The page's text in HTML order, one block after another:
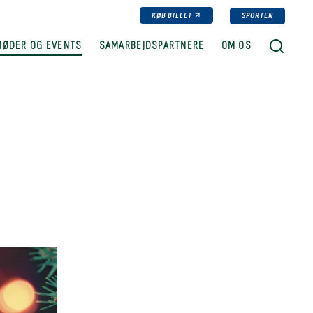
KØB BILLET SPORTEN
OG EVENTS SAMARBEJDSPARTNERE OM OS SØG